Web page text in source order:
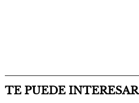
TE PUEDE INTERESAR